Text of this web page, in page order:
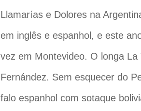
Llamarías e Dolores na
em inglês e espanhol, e este
vez em Montevideo. O longa La
Fernández. Sem esquecer do
falo espanhol com sotaque